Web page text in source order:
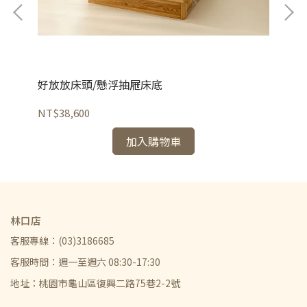
好放放床頭/懸浮抽屜床底
NT$38,600
加入購物車
林口店
客服專線：(03)3186685
客服時間：週一至週六 08:30-17:30
地址：桃園市龜山區復興二路75巷2-2號